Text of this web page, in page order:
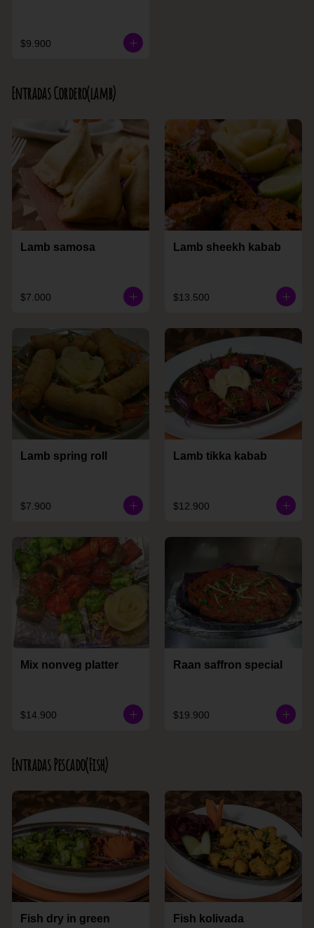
$9.900
Entradas Cordero(lamb)
Lamb samosa
$7.000
Lamb sheekh kabab
$13.500
Lamb spring roll
$7.900
Lamb tikka kabab
$12.900
Mix nonveg platter
$14.900
Raan saffron special
$19.900
Entradas Pescado(Fish)
Fish dry in green
Fish kolivada